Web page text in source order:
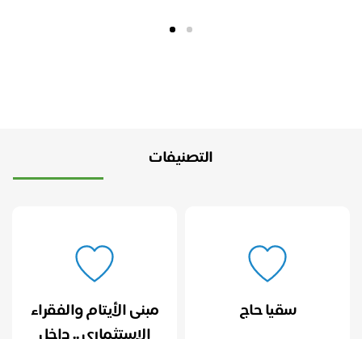
التصنيفات
سقيا حاج
مبنى الأيتام والفقراء